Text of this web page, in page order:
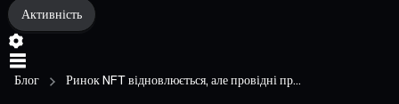
Активність
Блог Ринок NFT відновлюється, але провідні пр...